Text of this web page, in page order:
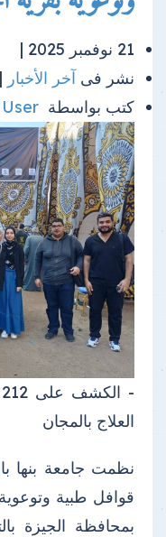
21 نوفمبر 2025 |
نشر فى آخر الأخبار |
كتب بواسطة
العلاج بالمجان
نظمت جامعة بنها
قوافل طبية وتوعوية
بمحافظة الجيزة